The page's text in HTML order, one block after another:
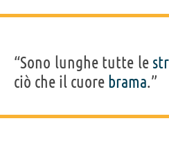
“Sono lunghe tutte le
ciò che il cuore brama.”